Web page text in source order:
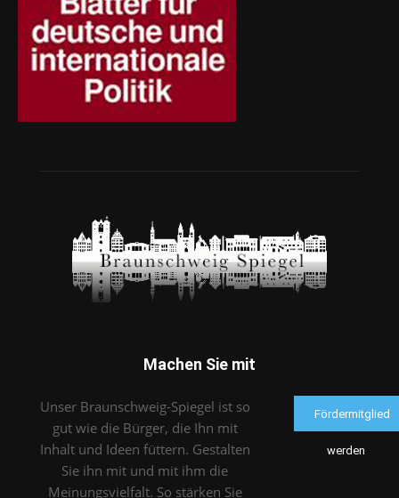
Machen Sie mit
Unser Braunschweig-Spiegel ist so
gut wie die Bürger, die Ihn mit
Inhalt und Ideen füttern. Gestalten
Sie ihn mit und mit ihm die
Meinungsvielfalt. So stärken Sie
Fördermitglied
werden